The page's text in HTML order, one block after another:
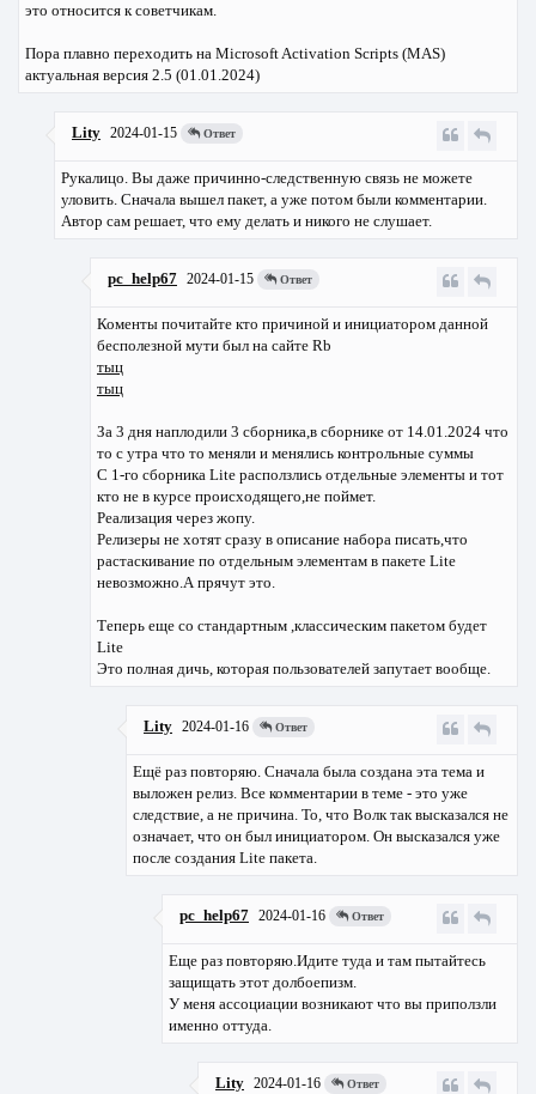
это относится к советчикам.
Пора плавно переходить на Microsoft Activation Scripts (MAS)
актуальная версия 2.5 (01.01.2024)
Lity 2024-01-15 Ответ
Рукалицо. Вы даже причинно-следственную связь не можете
уловить. Сначала вышел пакет, а уже потом были комментарии.
Автор сам решает, что ему делать и никого не слушает.
pc_help67 2024-01-15 Ответ
Коменты почитайте кто причиной и инициатором данной
бесполезной мути был на сайте Rb
тыц
тыц
За 3 дня наплодили 3 сборника,в сборнике от 14.01.2024 что
то с утра что то меняли и менялись контрольные суммы
С 1-го сборника Lite расползлись отдельные элементы и тот
кто не в курсе происходящего,не поймет.
Реализация через жопу.
Релизеры не хотят сразу в описание набора писать,что
растаскивание по отдельным элементам в пакете Lite
невозможно.А прячут это.
Теперь еще со стандартным ,классическим пакетом будет
Lite
Это полная дичь, которая пользователей запутает вообще.
Lity 2024-01-16 Ответ
Ещё раз повторяю. Сначала была создана эта тема и
выложен релиз. Все комментарии в теме - это уже
следствие, а не причина. То, что Волк так высказался не
означает, что он был инициатором. Он высказался уже
после создания Lite пакета.
pc_help67 2024-01-16 Ответ
Еще раз повторяю.Идите туда и там пытайтесь
защищать этот долбоепизм.
У меня ассоциации возникают что вы приползли
именно оттуда.
Lity 2024-01-16 Ответ